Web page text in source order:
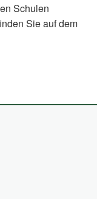
Schulen
Sie auf dem